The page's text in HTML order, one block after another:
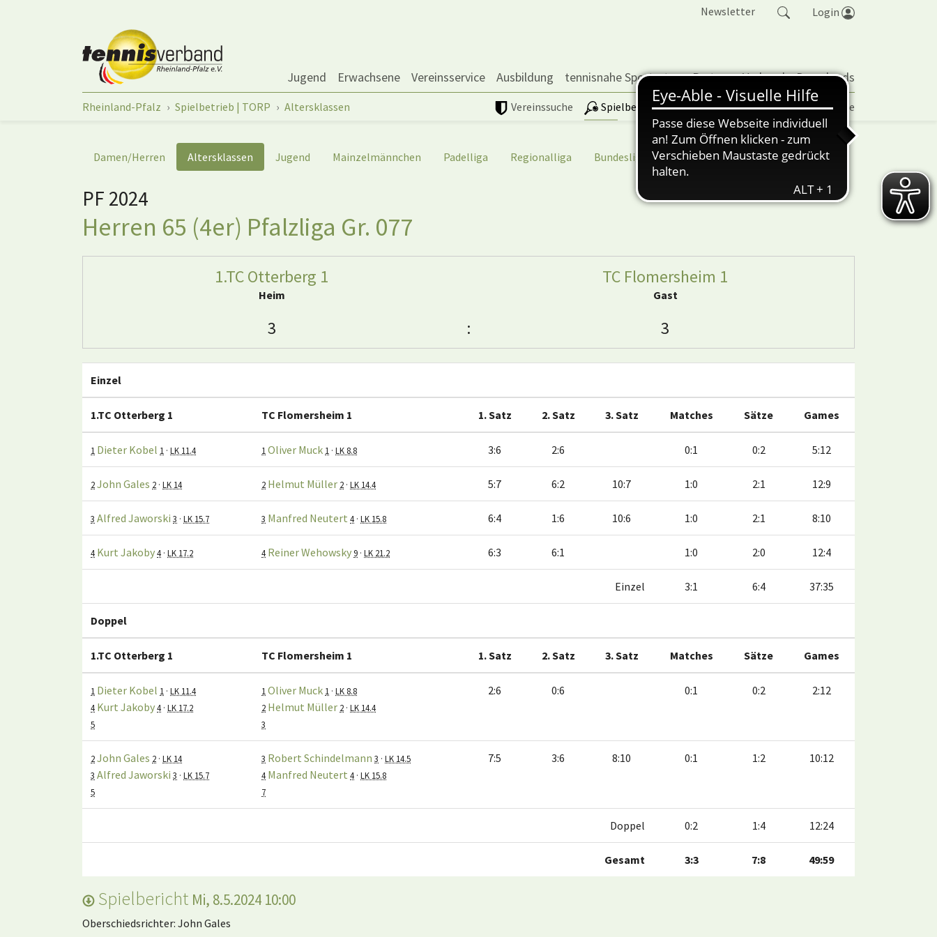
Newsletter Login
Jugend Erwachsene Vereinsservice Ausbildung tennisnahe Sportarten Partner Verband Downloads
Vereinssuche Spielbetrieb | TORP Vereinspokal Turniere
Sie sind hier:
Rheinland-Pfalz Spielbetrieb | TORP Altersklassen
Damen/Herren Altersklassen Jugend Mainzelmännchen Padelliga Regionalliga Bundesliga nuScore
PF 2024
Herren 65 (4er) Pfalzliga Gr. 077
1.TC Otterberg 1
Heim
TC Flomersheim 1
Gast
3 : 3
Einzel
1.TC Otterberg 1 TC Flomersheim 1 1. Satz 2. Satz 3. Satz Matches Sätze Games
1 Dieter Kobel 1 · LK 11.4 1 Oliver Muck 1 · LK 8.8 3:6 2:6 0:1 0:2 5:12
2John Gales 2 · LK 14 2 Helmut Müller 2 · LK 14.4 5:7 6:2 10:7 1:0 2:1 12:9
3 Alfred Jaworski 3 · LK 15.7 3 Manfred Neutert 4 · LK 15.8 6:4 1:6 10:6 1:0 2:1 8:10
4 Kurt Jakoby4 · LK 17.2 4 Reiner Wehowsky9 · LK 21.2 6:3 6:1 1:0 2:0 12:4
Einzel 3:1 6:4 37:35
Doppel
1.TC Otterberg 1 TC Flomersheim 1 1. Satz 2. Satz 3. Satz Matches Sätze Games
1 Dieter Kobel 1 · LK 11.4
4 Kurt Jakoby4 · LK 17.2
5
1 Oliver Muck 1 · LK 8.8
2 Helmut Müller 2 · LK 14.4
3
2:6 0:6 0:1 0:2 2:12
2John Gales 2 · LK 14
3 Alfred Jaworski 3 · LK 15.7
5
3 Robert Schindelmann 3 · LK 14.5
4 Manfred Neutert 4 · LK 15.8
7
7:5 3:6 8:10 0:1 1:2 10:12
Doppel 0:2 1:4 12:24
Gesamt 3:3 7:8 49:59
Spielbericht Mi, 8.5.2024 10:00
Oberschiedsrichter: John Gales